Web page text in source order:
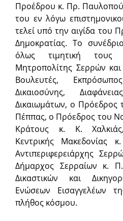
Προέδρου κ. Πρ.
του εν λόγω
τελεί υπό την αιγίδα του
Δημοκρατίας. Το
όλως τιμητική
Μητροπολίτης Σερρών
Βουλευτές,
Δικαιοσύνης,
Δικαιωμάτων, ο Πρόεδρος
Πέππας, ο Πρόεδρος του
Κράτους κ. Κ.
Κεντρικής Μακεδονίας
Αντιπεριφερειάρχης
Δήμαρχος Σερραίων κ. Π.
Δικαστικών και
Ενώσεων Εισαγγελέων
πλήθος κόσμου.